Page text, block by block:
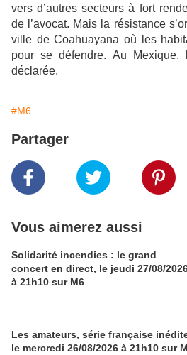
vers d’autres secteurs à fort
de l’avocat. Mais la résistance
ville de Coahuayana où les
pour se défendre. Au Mexique,
déclarée.
#M6
Partager
Vous aimerez aussi
Solidarité incendies : le grand
concert en direct, le jeudi 27/08/
à 21h10 sur M6
Les amateurs, série française
le mercredi 26/08/2026 à 21h10 sur